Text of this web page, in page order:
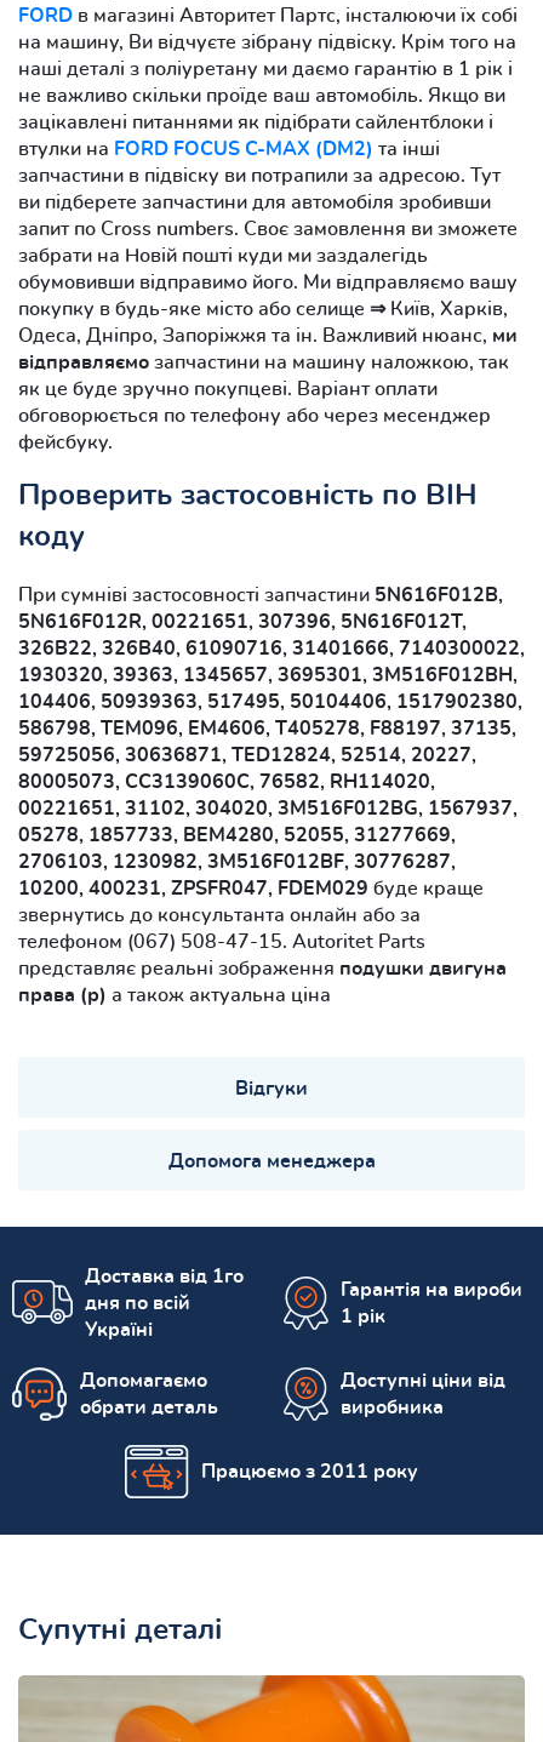
FORD в магазині Авторитет Партс, інсталюючи їх собі
на машину, Ви відчуєте зібрану підвіску. Крім того на
наші деталі з поліуретану ми даємо гарантію в 1 рік і
не важливо скільки проїде ваш автомобіль. Якщо ви
зацікавлені питаннями як підібрати сайлентблоки і
втулки на FORD FOCUS C-MAX (DM2) та інші
запчастини в підвіску ви потрапили за адресою. Тут
ви підберете запчастини для автомобіля зробивши
запит по Cross numbers. Своє замовлення ви зможете
забрати на Новій пошті куди ми заздалегідь
обумовивши відправимо його. Ми відправляємо вашу
покупку в будь-яке місто або селище ⇒ Київ, Харків,
Одеса, Дніпро, Запоріжжя та ін. Важливий нюанс, ми
відправляємо запчастини на машину наложкою, так
як це буде зручно покупцеві. Варіант оплати
обговорюється по телефону або через месенджер
фейсбуку.
Проверить застосовність по ВІН
коду
При сумніві застосовності запчастини 5N616F012B,
5N616F012R, 00221651, 307396, 5N616F012T,
326B22, 326B40, 61090716, 31401666, 7140300022,
1930320, 39363, 1345657, 3695301, 3M516F012BH,
104406, 50939363, 517495, 50104406, 1517902380,
586798, TEM096, EM4606, T405278, F88197, 37135,
59725056, 30636871, TED12824, 52514, 20227,
80005073, CC3139060C, 76582, RH114020,
00221651, 31102, 304020, 3M516F012BG, 1567937,
05278, 1857733, BEM4280, 52055, 31277669,
2706103, 1230982, 3M516F012BF, 30776287,
10200, 400231, ZPSFR047, FDEM029 буде краще
звернутись до консультанта онлайн або за
телефоном (067) 508-47-15. Autoritet Parts
представляє реальні зображення подушки двигуна
права (р) а також актуальна ціна
Відгуки
Допомога менеджера
Доставка від 1го
дня по всій
Україні
Гарантія на вироби
1 рік
Допомагаємо
обрати деталь
Доступні ціни від
виробника
Працюємо з 2011 року
Супутні деталі